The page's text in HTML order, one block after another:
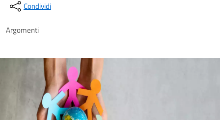
Condividi
Argomenti